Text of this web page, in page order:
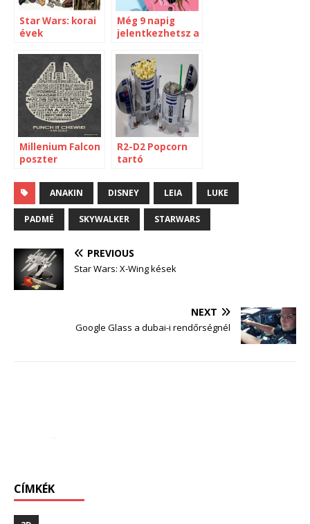
Star Wars: korai
évek
Még 9 napig
jelentkezhetsz a
szereplőnek!
Millenium Falcon
poszter
R2-D2 Popcorn
tartó
ANAKIN DISNEY LEIA LUKE
PADMÉ SKYWALKER STARWARS
PREVIOUS
Star Wars: X-Wing kések
NEXT
Google Glass a dubai-i rendőrségnél
CÍMKÉK